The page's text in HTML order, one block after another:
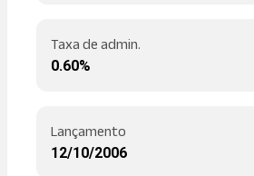
Taxa de admin.
0.60%
Lançamento
12/10/2006